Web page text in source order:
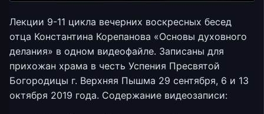
Лекции 9-11 цикла вечерних воскресных бесед
отца Константина Корепанова «Основы духовного
делания» в одном видеофайле. Записаны для
прихожан храма в честь Успения Пресвятой
Богородицы г. Верхняя Пышма 29 сентября, 6 и 13
октября 2019 года. Содержание видеозаписи: